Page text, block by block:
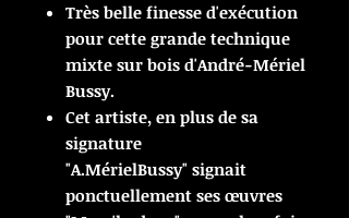
Très belle finesse d'exécution
pour cette grande technique
mixte sur bois d'André-Mériel
Bussy.
Cet artiste, en plus de sa
signature
"A.MérielBussy" signait
ponctuellement ses œuvres